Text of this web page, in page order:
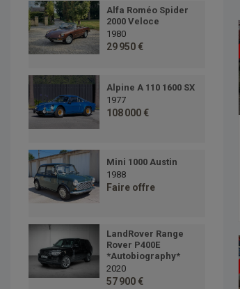
Alfa Roméo Spider
2000 Veloce
1980
29 950 €
Alpine A 110 1600 SX
1977
108 000 €
Mini 1000 Austin
1988
Faire offre
LandRover Range
Rover P400E
*Autobiography*
2020
57 900 €